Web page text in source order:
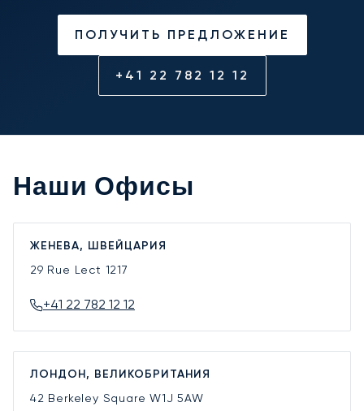
ПОЛУЧИТЬ ПРЕДЛОЖЕНИЕ
+41 22 782 12 12
Наши Офисы
ЖЕНЕВА, ШВЕЙЦАРИЯ
29 Rue Lect 1217
+41 22 782 12 12
ЛОНДОН, ВЕЛИКОБРИТАНИЯ
42 Berkeley SquareW1J 5AW